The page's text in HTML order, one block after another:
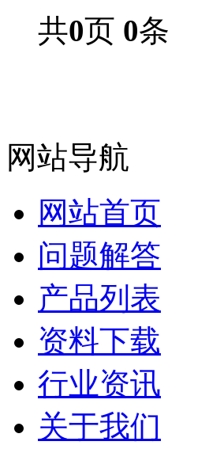
共0页 0条
网站导航
网站首页
问题解答
产品列表
资料下载
行业资讯
关于我们